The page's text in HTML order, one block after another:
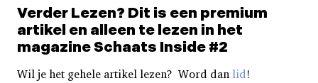
Verder Lezen? Dit is een premium
artikel en alleen te lezen in het
magazine Schaats Inside #2
Wil je het gehele artikel lezen? Word dan lid!